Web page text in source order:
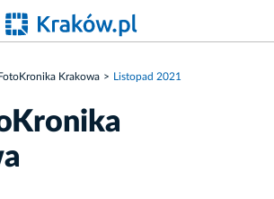
Krakowa Listopad 2021